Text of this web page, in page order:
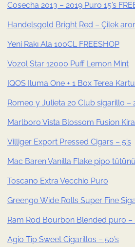
Cosecha 2013 – 2019 Puro 15’s
Handelsgold Bright Red – Çilek
Yeni Rakı Ala 100CL FREESHOP
Vozol Star 12000 Puff Lemon Mint
IQOS Iluma One + 1 Box Terea
Romeo y Julieta 20 Club sigarillo –
Marlboro Vista Blossom Fusion
Villiger Export Pressed Cigars – 5’s
Mac Baren Vanilla Flake pipo
Toscano Extra Vecchio Puro
Greengo Wide Rolls Super Fine
Ram Rod Bourbon Blended puro –
Agio Tip Sweet Cigarillos – 50’s